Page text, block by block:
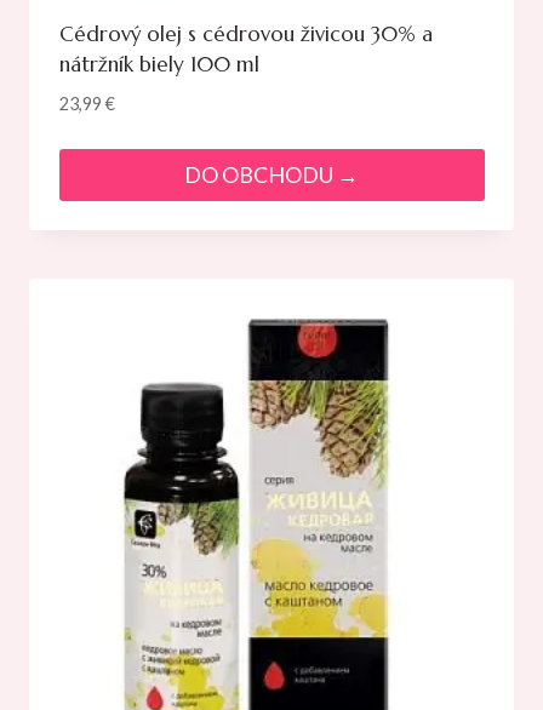
Cédrový olej s cédrovou živicou 30% a
nátržník biely 100 ml
23,99€
DO OBCHODU →